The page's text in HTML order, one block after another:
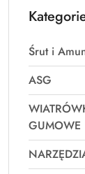
Śrut i
ASG
GUMOWE